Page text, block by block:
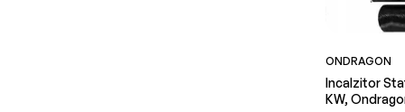
ONDRAGON
Incalzitor
KW,